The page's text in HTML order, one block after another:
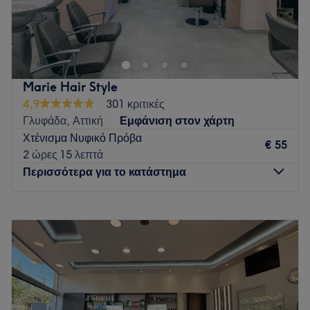
Go to venue
Marie Hair Style
4,9
301 κριτικές
Γλυφάδα, Αττική
Εμφάνιση στον χάρτη
Χτένισμα Νυφικό Πρόβα
2 ώρες 15 λεπτά
€ 55
Περισσότερα για το κατάστημα
Τρίτη
20:00
Τετάρτη
08:30–17:00
Πέμπτη
08:30– 20:00
Παρασκευή
08:30
20:00
Σάββατο
08:30 –17:00